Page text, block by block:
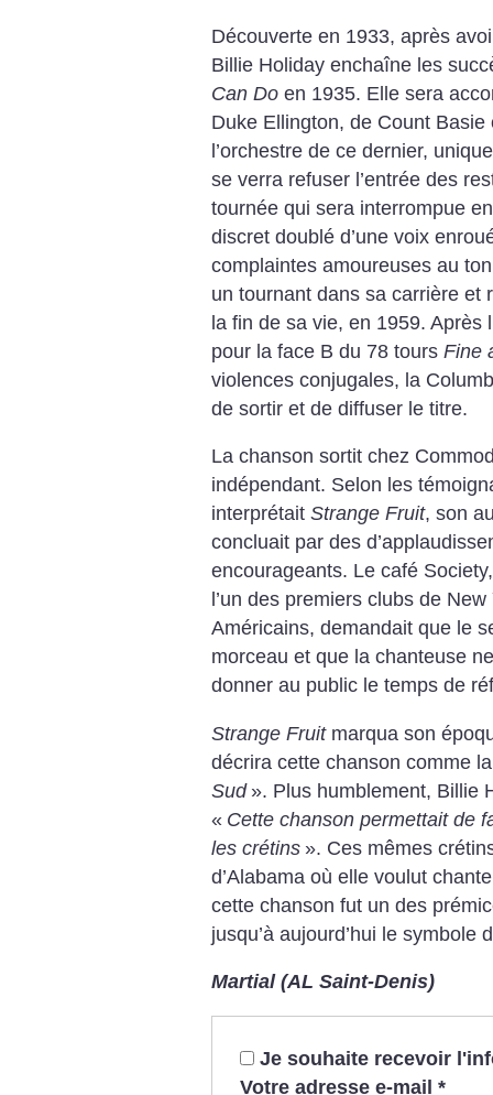
Découverte en 1933, après
Billie Holiday enchaîne les
Can Do en 1935. Elle sera
Duke Ellington, de Count Basie
l’orchestre de ce dernier,
se verra refuser l’entrée des
tournée qui sera interrompue
discret doublé d’une voix
complaintes amoureuses au
un tournant dans sa carrière et
la fin de sa vie, en 1959. Après
pour la face B du 78 tours Fine
violences conjugales, la
de sortir et de diffuser le titre.
La chanson sortit chez
indépendant. Selon les
interprétait Strange Fruit, son
concluait par des
encourageants. Le café
l’un des premiers clubs de
Américains, demandait que le
morceau et que la chanteuse
donner au public le temps de
Strange Fruitmarqua son
décrira cette chanson comme
Sud ». Plus humblement, Billie
« Cette chanson permettait de
les crétins ». Ces mêmes
d’Alabama où elle voulut
cette chanson fut un des
jusqu’à aujourd’hui le symbole
Martial (AL Saint-Denis)
Je souhaite recevoir
Votre adresse e-mail *